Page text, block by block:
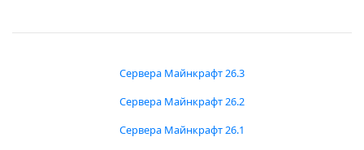
Сервера Майнкрафт 26.3
Сервера Майнкрафт 26.2
Сервера Майнкрафт 26.1